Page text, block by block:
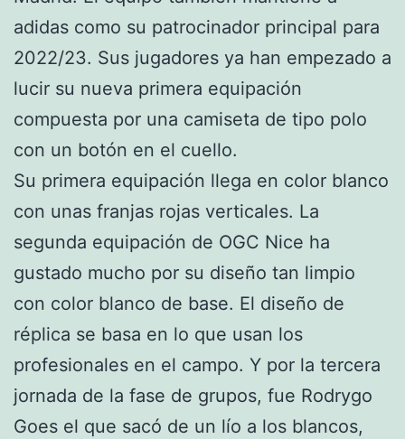
adidas como su patrocinador principal para
2022/23. Sus jugadores ya han empezado a
lucir su nueva primera equipación
compuesta por una camiseta de tipo polo
con un botón en el cuello.
Su primera equipación llega en color blanco
con unas franjas rojas verticales. La
segunda equipación de OGC Nice ha
gustado mucho por su diseño tan limpio
con color blanco de base. El diseño de
réplica se basa en lo que usan los
profesionales en el campo. Y por la tercera
jornada de la fase de grupos, fue Rodrygo
Goes el que sacó de un lío a los blancos,